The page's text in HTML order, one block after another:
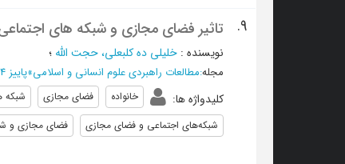
9. تاثیر فضای مجازی و شبکه های
نویسنده : خلیلی ده کلبعلی، حجت الله ؛
مجله:مطالعات راهبردی علوم انسانی و اسلامی»پاییز 1404 - شماره 78
کلیدواژه ها: خانواده فضای مجازی شبکه
شبکه‌های اجتماعی و فضای مجازی
فضای مجازی و